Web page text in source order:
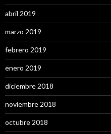
abril 2019
marzo 2019
febrero 2019
enero 2019
diciembre 2018
noviembre 2018
octubre 2018